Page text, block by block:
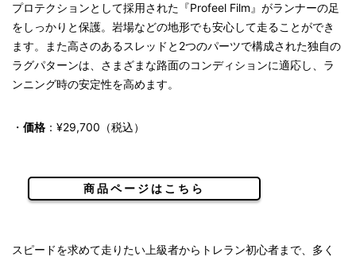
プロテクションとして採用された『Profeel Film』がランナーの足
をしっかりと保護。岩場などの地形でも安心して走ることができ
ます。また高さのあるスレッドと2つのパーツで構成された独自の
ラグパターンは、さまざまな路面のコンディションに適応し、ラ
ンニング時の安定性を高めます。
・ 価格 ：¥29,700（税込）
商品ページはこちら
スピードを求めて走りたい上級者からトレラン初心者まで、多く